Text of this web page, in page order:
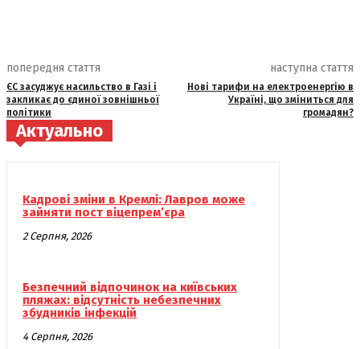
попередня стаття
ЄС засуджує насильство в Газі і
закликає до єдиної зовнішньої
політики
наступна стаття
Нові тарифи на електроенергію в
Україні, що зміниться для
громадян?
Актуально
Кадрові зміни в Кремлі: Лавров може
зайняти пост віцепрем’єра
2 Серпня, 2026
Безпечний відпочинок на київських
пляжах: відсутність небезпечних
збудників інфекцій
4 Серпня, 2026